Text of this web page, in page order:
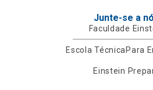
Junte-se a
Faculdade
Escola TécnicaPara
Einstein